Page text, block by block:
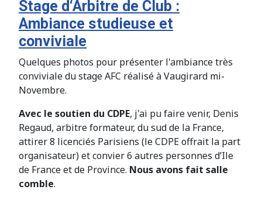
Stage d‘Arbitre de Club :
Ambiance studieuse et
conviviale
Quelques photos pour présenter l'ambiance très
conviviale du stage AFC réalisé à Vaugirard mi-
Novembre.
Avec le soutien du CDPE, j'ai pu faire venir, Denis
Regaud, arbitre formateur, du sud de la France,
attirer 8 licenciés Parisiens (le CDPE offrait la part
organisateur) et convier 6 autres personnes d’Ile
de France et de Province. Nous avons fait salle
comble.